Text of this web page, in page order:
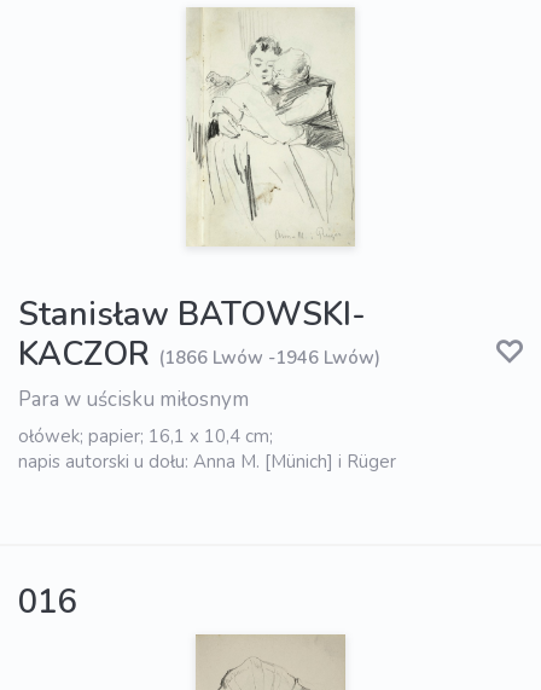
Stanisław BATOWSKI-
KACZOR (1866 Lwów -1946 Lwów)
Para w uścisku miłosnym
ołówek; papier; 16,1 x 10,4 cm;
napis autorski u dołu: Anna M. [Münich] i Rüger
016